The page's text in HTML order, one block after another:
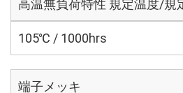
高温無負荷特性 規定温度/規
105℃ / 1000hrs
端子メッキ